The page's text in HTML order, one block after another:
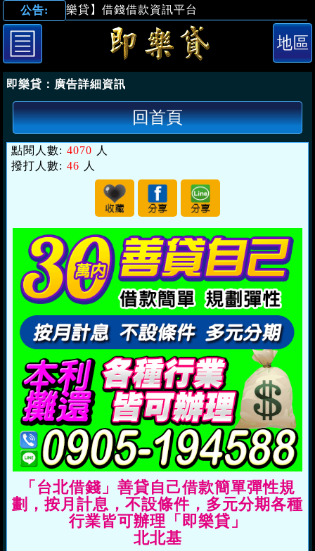
公告:
【即樂貸】借錢借款資訊平台
即樂貸： 廣告詳細資訊
回首頁
點閱人數: 4070 人
撥打人數: 46 人
「台北借錢」善貸自己借款簡單彈性規
劃，按月計息，不設條件，多元分期各種
行業皆可辦理「即樂貸」
北北基